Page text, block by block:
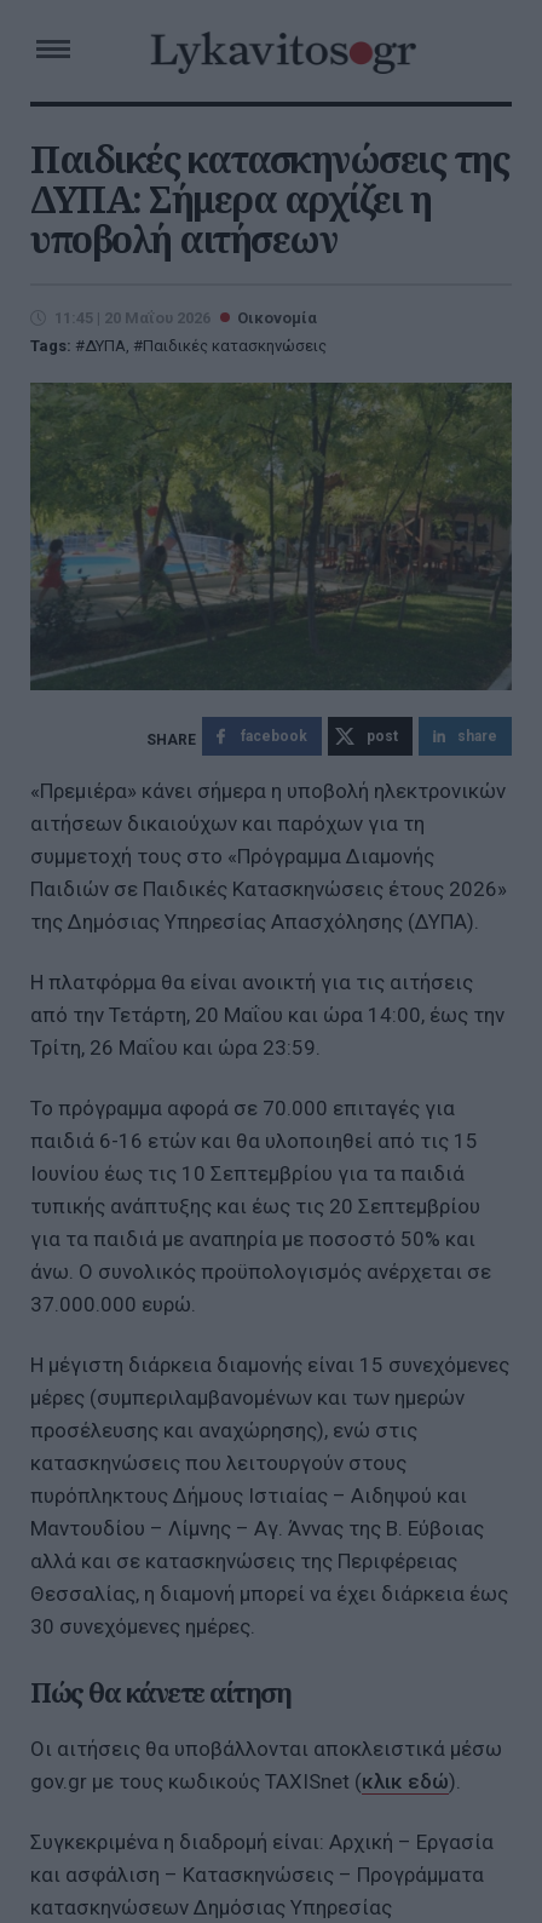
Παιδικές κατασκηνώσεις της
ΔΥΠΑ: Σήμερα αρχίζει η
υποβολή αιτήσεων
11:45 | 20 Μαΐου 2026
Οικονομία
Tags:
ΔΥΠΑ, Παιδικές κατασκηνώσεις
facebook post share
«Πρεμιέρα» κάνει σήμερα η υποβολή ηλεκτρονικών
αιτήσεων δικαιούχων και παρόχων για τη
συμμετοχή τους στο «Πρόγραμμα Διαμονής
Παιδιών σε Παιδικές Κατασκηνώσεις έτους 2026»
της Δημόσιας Υπηρεσίας Απασχόλησης (ΔΥΠΑ).
Η πλατφόρμα θα είναι ανοικτή για τις αιτήσεις
από την Τετάρτη, 20 Μαΐου και ώρα 14:00, έως την
Τρίτη, 26 Μαΐου και ώρα 23:59.
Το πρόγραμμα αφορά σε 70.000 επιταγές για
παιδιά 6-16 ετών και θα υλοποιηθεί από τις 15
Ιουνίου έως τις 10 Σεπτεμβρίου για τα παιδιά
τυπικής ανάπτυξης και έως τις 20 Σεπτεμβρίου
για τα παιδιά με αναπηρία με ποσοστό 50% και
άνω. Ο συνολικός προϋπολογισμός ανέρχεται σε
37.000.000 ευρώ.
Η μέγιστη διάρκεια διαμονής είναι 15 συνεχόμενες
μέρες (συμπεριλαμβανομένων και των ημερών
προσέλευσης και αναχώρησης), ενώ στις
κατασκηνώσεις που λειτουργούν στους
πυρόπληκτους Δήμους Ιστιαίας – Αιδηψού και
Μαντουδίου – Λίμνης – Αγ. Άννας της Β. Εύβοιας
αλλά και σε κατασκηνώσεις της Περιφέρειας
Θεσσαλίας, η διαμονή μπορεί να έχει διάρκεια έως
30 συνεχόμενες ημέρες.
Πώς θα κάνετε αίτηση
Οι αιτήσεις θα υποβάλλονται αποκλειστικά μέσω
gov.gr με τους κωδικούς TAXISnet (κλικ εδώ).
Συγκεκριμένα η διαδρομή είναι: Αρχική – Εργασία
και ασφάλιση – Κατασκηνώσεις – Προγράμματα
κατασκηνώσεων Δημόσιας Υπηρεσίας